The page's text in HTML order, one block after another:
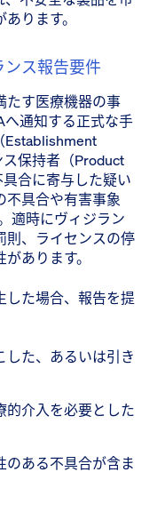
ります。
ス報告要件
たす医療機器の事
通知する正式な手
Establishment
保持者（Product
合に寄与した疑い
不具合や有害事象
適時にヴィジラン
則、ライセンスの停
あります。
した場合、報告を提
た、あるいは引き
的介入を必要とした
ある不具合が含ま